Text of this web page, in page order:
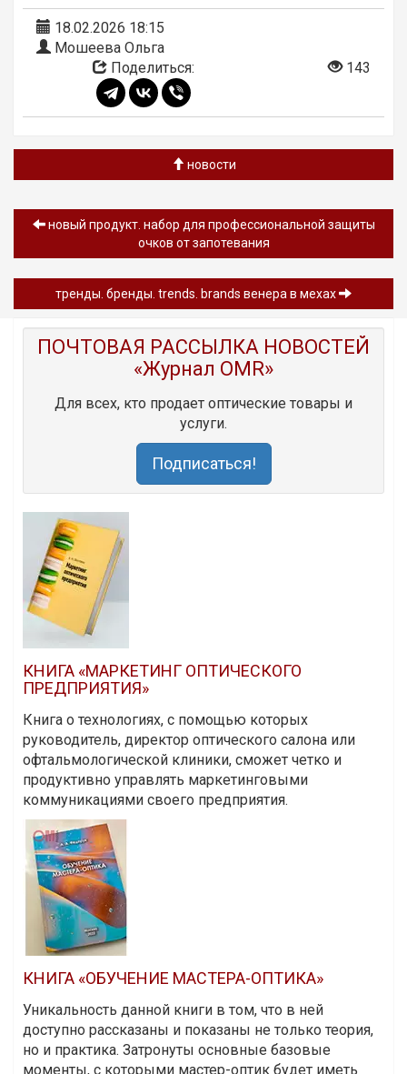
18.02.2026 18:15
Мошеева Ольга
Поделиться:
143
новости
новый продукт. набор для профессиональной защиты
очков от запотевания
тренды. бренды. trends. brands венера в мехах
ПОЧТОВАЯ РАССЫЛКА НОВОСТЕЙ
«Журнал OMR»
Для всех, кто продает оптические товары и
услуги.
Подписаться!
КНИГА «МАРКЕТИНГ ОПТИЧЕСКОГО
ПРЕДПРИЯТИЯ»
Книга о технологиях, с помощью которых
руководитель, директор оптического салона или
офтальмологической клиники, сможет четко и
продуктивно управлять маркетинговыми
коммуникациями своего предприятия.
КНИГА «ОБУЧЕНИЕ МАСТЕРА-ОПТИКА»
Уникальность данной книги в том, что в ней
доступно рассказаны и показаны не только теория,
но и практика. Затронуты основные базовые
моменты, с которыми мастер-оптик будет иметь